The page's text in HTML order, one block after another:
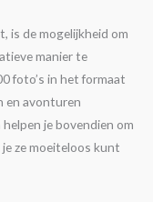
is de mogelijkheid om
manier te
foto’s in het formaat
en avonturen
je bovendien om
ze moeiteloos kunt